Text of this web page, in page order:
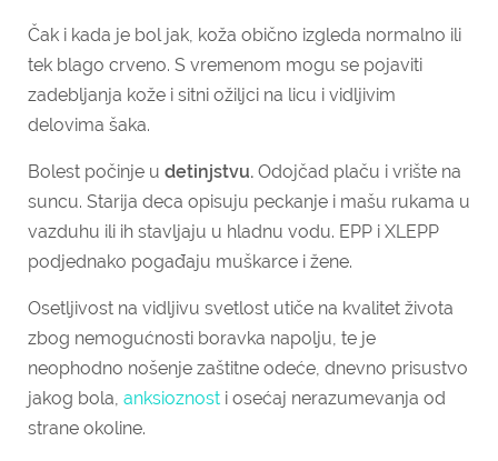
Čak i kada je bol jak, koža obično izgleda normalno ili
tek blago crveno. S vremenom mogu se pojaviti
zadebljanja kože i sitni ožiljci na licu i vidljivim
delovima šaka.
Bolest počinje u detinjstvu. Odojčad plaču i vrište na
suncu. Starija deca opisuju peckanje i mašu rukama u
vazduhu ili ih stavljaju u hladnu vodu. EPP i XLEPP
podjednako pogađaju muškarce i žene.
Osetljivost na vidljivu svetlost utiče na kvalitet života
zbog nemogućnosti boravka napolju, te je
neophodno nošenje zaštitne odeće, dnevno prisustvo
jakog bola, anksioznost i osećaj nerazumevanja od
strane okoline.